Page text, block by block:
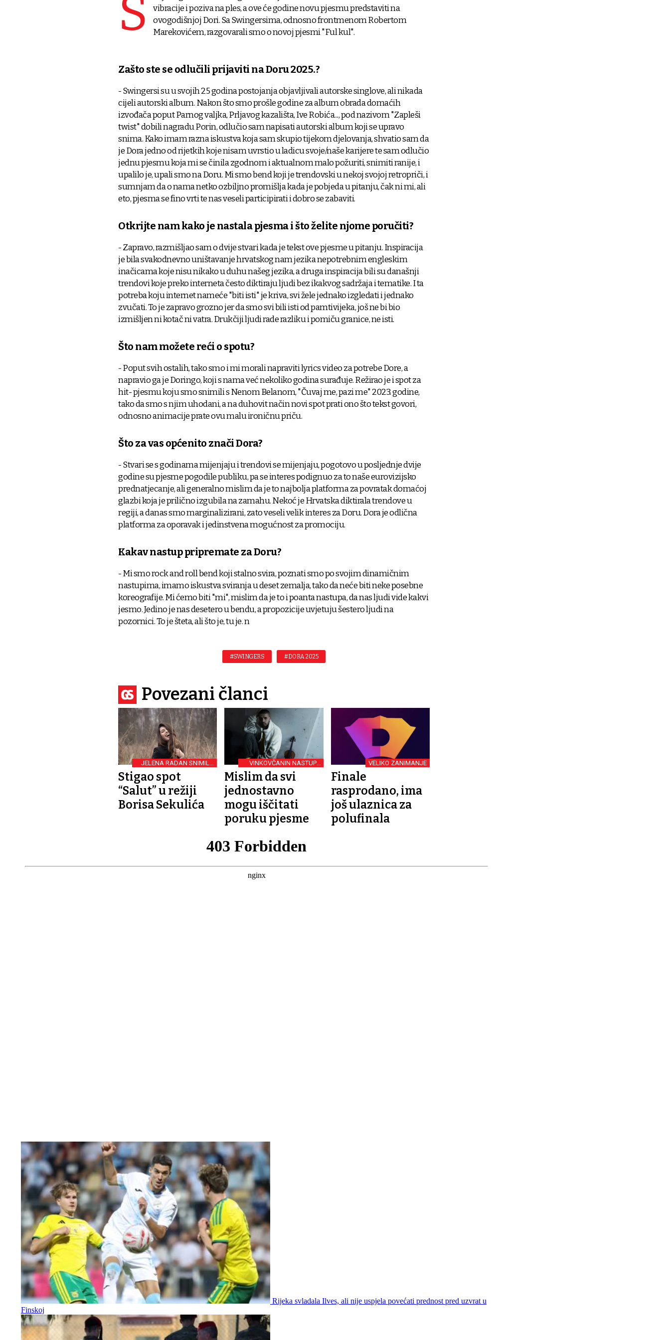
S
vibracije i poziva na ples, a ove će godine novu pjesmu predstaviti na
ovogodišnjoj Dori. Sa Swingersima, odnosno frontmenom Robertom
Marekovićem, razgovarali smo o novoj pjesmi "Ful kul".
Zašto ste se odlučili prijaviti na Doru 2025.?
- Swingersi su u svojih 25 godina postojanja objavljivali autorske singlove, ali nikada
cijeli autorski album. Nakon što smo prošle godine za album obrada domaćih
izvođača poput Parnog valjka, Prljavog kazališta, Ive Robića..., pod nazivom "Zapleši
twist" dobili nagradu Porin, odlučio sam napisati autorski album koji se upravo
snima. Kako imam razna iskustva koja sam skupio tijekom djelovanja, shvatio sam da
je Dora jedno od rijetkih koje nisam uvrstio u ladicu svoje/naše karijere te sam odlučio
jednu pjesmu koja mi se činila zgodnom i aktualnom malo požuriti, snimiti ranije, i
upalilo je, upali smo na Doru. Mi smo bend koji je trendovski u nekoj svojoj retropriči, i
sumnjam da o nama netko ozbiljno promišlja kada je pobjeda u pitanju, čak ni mi, ali
eto, pjesma se fino vrti te nas veseli participirati i dobro se zabaviti.
Otkrijte nam kako je nastala pjesma i što želite njome poručiti?
- Zapravo, razmišljao sam o dvije stvari kada je tekst ove pjesme u pitanju. Inspiracija
je bila svakodnevno uništavanje hrvatskog nam jezika nepotrebnim engleskim
inačicama koje nisu nikako u duhu našeg jezika, a druga inspiracija bili su današnji
trendovi koje preko interneta često diktiraju ljudi bez ikakvog sadržaja i tematike. I ta
potreba koju internet nameće "biti isti" je kriva, svi žele jednako izgledati i jednako
zvučati. To je zapravo grozno jer da smo svi bili isti od pamtivijeka, još ne bi bio
izmišljen ni kotač ni vatra. Drukčiji ljudi rade razliku i pomiču granice, ne isti.
Što nam možete reći o spotu?
- Poput svih ostalih, tako smo i mi morali napraviti lyrics video za potrebe Dore, a
napravio ga je Doringo, koji s nama već nekoliko godina surađuje. Režirao je i spot za
hit- pjesmu koju smo snimili s Nenom Belanom, "Čuvaj me, pazi me" 2023. godine,
tako da smo s njim uhodani, a na duhovit način novi spot prati ono što tekst govori,
odnosno animacije prate ovu malu ironičnu priču.
Što za vas općenito znači Dora?
- Stvari se s godinama mijenjaju i trendovi se mijenjaju, pogotovo u posljednje dvije
godine su pjesme pogodile publiku, pa se interes podignuo za to naše eurovizijsko
prednatjecanje, ali generalno mislim da je to najbolja platforma za povratak domaćoj
glazbi koja je prilično izgubila na zamahu. Nekoć je Hrvatska diktirala trendove u
regiji, a danas smo marginalizirani, zato veseli velik interes za Doru. Dora je odlična
platforma za oporavak i jedinstvena mogućnost za promociju.
Kakav nastup pripremate za Doru?
- Mi smo rock and roll bend koji stalno svira, poznati smo po svojim dinamičnim
nastupima, imamo iskustva sviranja u deset zemalja, tako da neće biti neke posebne
koreografije. Mi ćemo biti "mi", mislim da je to i poanta nastupa, da nas ljudi vide kakvi
jesmo. Jedino je nas desetero u bendu, a propozicije uvjetuju šestero ljudi na
pozornici. To je šteta, ali što je, tu je. n
#SWINGERS #DORA 2025
Povezani članci
JELENA RADAN SNIMILA
VIDEOBROJ ZA PJESMU
Stigao spot
“Salut” u režiji
Borisa Sekulića
VINKOVČANIN NASTUPA
NA DORI
Mislim da svi
jednostavno
mogu iščitati
poruku pjesme
VELIKO ZANIMANJE
Finale
rasprodano, ima
još ulaznica za
polufinala
Rijeka svladala Ilves, ali nije uspjela povećati prednost pred uzvrat u
Finskoj